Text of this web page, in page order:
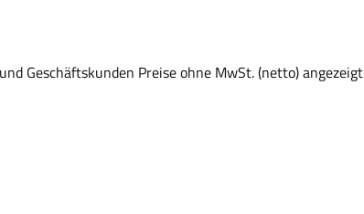
Geschäftskunden Preise ohne MwSt. (netto) angezeigt